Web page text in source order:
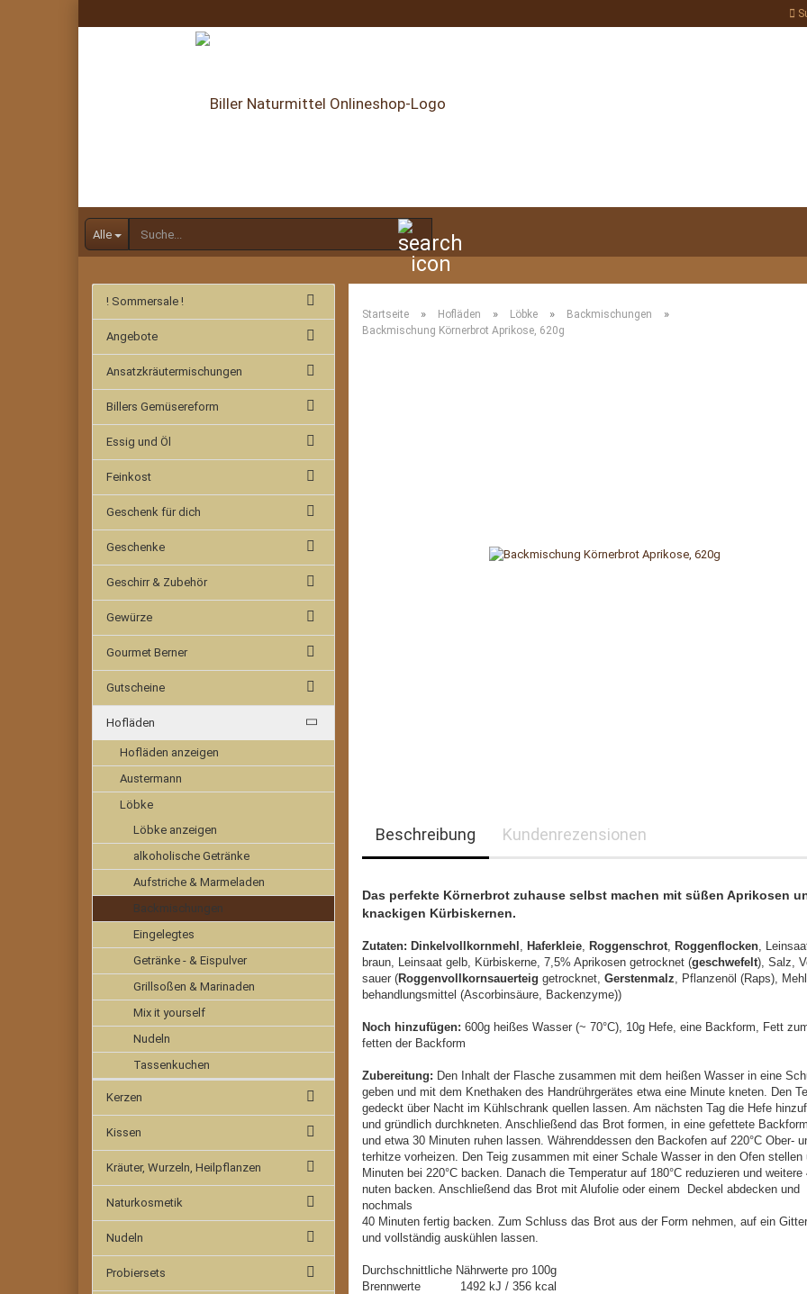
Alle
Startseite » Hofläden » Löbke » Backmischungen »
Backmischung Körnerbrot Aprikose, 620g
Beschreibung Kundenrezensionen
Das perfekte Körnerbrot zuhause selbst machen mit süßen Aprikosen
knackigen Kürbiskernen.
Zutaten: Dinkelvollkornmehl , Haferkleie, Roggenschrot, Roggenflocken,
braun, Leinsaat gelb, Kürbiskerne, 7,5% Aprikosen getrocknet (geschwefelt), Salz,
sauer (Roggenvollkornsauerteig getrocknet, Gerstenmalz, Pflanzenöl (Raps),
behandlungsmittel (Ascorbinsäure, Backenzyme))
Noch hinzufügen: 600g heißes Wasser (~ 70°C), 10g Hefe, eine Backform, Fett
fetten der Backform
Zubereitung: Den Inhalt der Flasche zusammen mit dem heißen Wasser in eine
geben und mit dem Knethaken des Handrührgerätes etwa eine Minute kneten. Den
gedeckt über Nacht im Kühlschrank quellen lassen. Am nächsten Tag die Hefe
und gründlich durchkneten. Anschließend das Brot formen, in eine gefettete
und etwa 30 Minuten ruhen lassen. Währenddessen den Backofen auf 220°C Ober-
terhitze vorheizen. Den Teig zusammen mit einer Schale Wasser in den Ofen stellen
Minuten bei 220°C backen. Danach die Temperatur auf 180°C reduzieren und weitere
nuten backen. Anschließend das Brot mit Alufolie oder einem Deckel abdecken und
nochmals
40 Minuten fertig backen. Zum Schluss das Brot aus der Form nehmen, auf ein
und vollständig auskühlen lassen.
Durchschnittliche Nährwerte pro 100g
Brennwerte 1492 kJ / 356 kcal
! Sommersale !
Angebote
Ansatzkräutermischungen
Billers Gemüsereform
Essig und Öl
Feinkost
Geschenk für dich
Geschenke
Geschirr & Zubehör
Gewürze
Gourmet Berner
Gutscheine
Hofläden
Hofläden anzeigen
Austermann
Löbke
Löbke anzeigen
alkoholische Getränke
Aufstriche & Marmeladen
Backmischungen
Eingelegtes
Getränke - & Eispulver
Grillsoßen & Marinaden
Mix it yourself
Nudeln
Tassenkuchen
Kerzen
Kissen
Kräuter, Wurzeln, Heilpflanzen
Naturkosmetik
Nudeln
Probiersets